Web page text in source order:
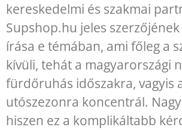
kereskedelmi és szakmai
Supshop.hu jeles
írása e témában, ami főleg a
kívüli, tehát a magyarországi
fürdőruhás időszakra, vagyis
utószezonra koncentrál.
hiszen ez a komplikáltabb